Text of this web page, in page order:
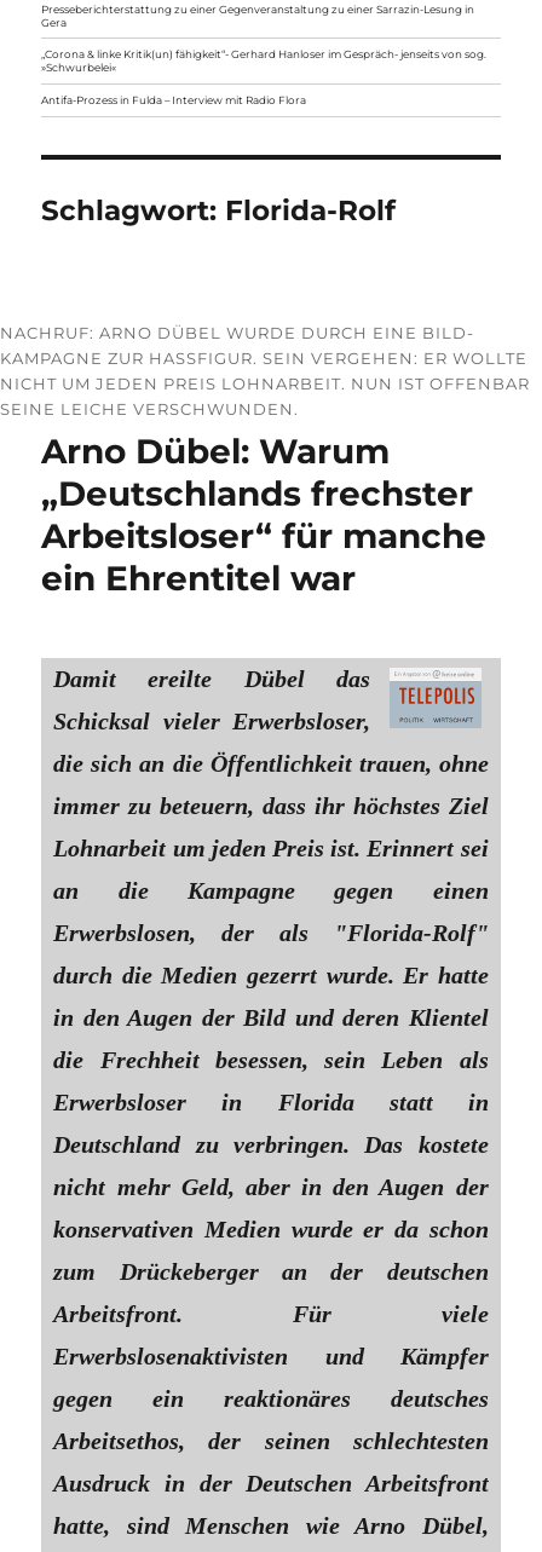
Presseberichterstattung zu einer Gegenveranstaltung zu einer Sarrazin-Lesung in
Gera
„Corona & linke Kritik(un) fähigkeit“- Gerhard Hanloser im Gespräch- jenseits von sog.
»Schwurbelei«
Antifa-Prozess in Fulda – Interview mit Radio Flora
Schlagwort: Florida-Rolf
NACHRUF: ARNO DÜBEL WURDE DURCH EINE BILD-
KAMPAGNE ZUR HASSFIGUR. SEIN VERGEHEN: ER WOLLTE
NICHT UM JEDEN PREIS LOHNARBEIT. NUN IST OFFENBAR
SEINE LEICHE VERSCHWUNDEN.
Arno Dübel: Warum
„Deutschlands frechster
Arbeitsloser“ für manche
ein Ehrentitel war
Damit ereilte Dübel das
Schicksal vieler Erwerbsloser,
die sich an die Öffentlichkeit trauen, ohne
immer zu beteuern, dass ihr höchstes Ziel
Lohnarbeit um jeden Preis ist. Erinnert sei
an die Kampagne gegen einen
Erwerbslosen, der als "Florida-Rolf"
durch die Medien gezerrt wurde. Er hatte
in den Augen der Bild und deren Klientel
die Frechheit besessen, sein Leben als
Erwerbsloser in Florida statt in
Deutschland zu verbringen. Das kostete
nicht mehr Geld, aber in den Augen der
konservativen Medien wurde er da schon
zum Drückeberger an der deutschen
Arbeitsfront. Für viele
Erwerbslosenaktivisten und Kämpfer
gegen ein reaktionäres deutsches
Arbeitsethos, der seinen schlechtesten
Ausdruck in der Deutschen Arbeitsfront
hatte, sind Menschen wie Arno Dübel,